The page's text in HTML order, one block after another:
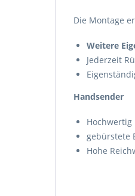
Die Montage
Weitere
Jederzeit
Handsender
gebürstete
Hohe